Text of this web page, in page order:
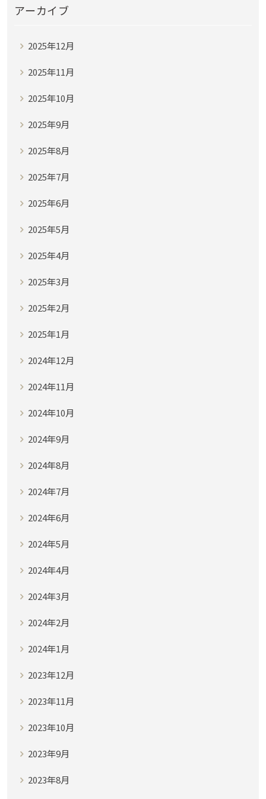
アーカイブ
2025年12月
2025年11月
2025年10月
2025年9月
2025年8月
2025年7月
2025年6月
2025年5月
2025年4月
2025年3月
2025年2月
2025年1月
2024年12月
2024年11月
2024年10月
2024年9月
2024年8月
2024年7月
2024年6月
2024年5月
2024年4月
2024年3月
2024年2月
2024年1月
2023年12月
2023年11月
2023年10月
2023年9月
2023年8月